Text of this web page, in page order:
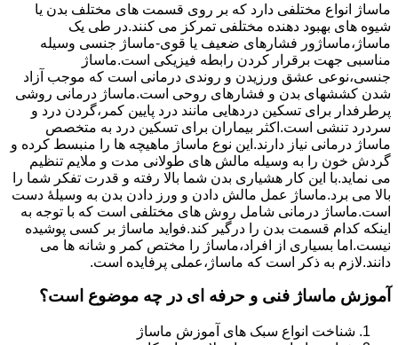
ماساژ انواع مختلفی دارد که بر روی قسمت های مختلف بدن یا
شیوه های بهبود دهنده مختلفی تمرکز می کنند.در طی یک
ماساژ،ماساژور فشارهای ضعیف یا قوی-ماساژ جنسی وسیله
مناسبی جهت برقرار کردن رابطه فیزیکی است.ماساژ
جنسی،نوعی عشق ورزیدن و روندی درمانی است که موجب آزاد
شدن کششهای بدن و فشارهای روحی است.ماساژ درمانی روشی
پرطرفدار برای تسکین دردهایی مانند درد پایین کمر،گردن درد و
سردرد تنشی است.اکثر بیماران برای تسکین درد به متخصص
ماساژ درمانی نیاز دارند.این نوع ماساژ ماهیچه ها را منبسط کرده و
گردش خون را به وسیله مالش های طولانی مدت و ملایم تنظیم
می نماید.با این کار هشیاری بدن شما بالا رفته و قدرت تفکر شما را
بالا می برد.ماساژ عمل مالش دادن و ورز دادن بدن به وسیلۀ دست
است.ماساژ درمانی شامل روش های مختلفی است که با توجه به
اینکه کدام قسمت بدن را درگیر کند.فواید ماساژ بر کسی پوشیده
نیست.اما بسیاری از افراد،ماساژ را مختص کمر و شانه ها می
دانند.لازم به ذکر است که ماساژ،عملی پرفایده است.
آموزش ماساژ فنی و حرفه ای در چه موضوع است؟
شناخت انواع سبک های آموزش ماساژ